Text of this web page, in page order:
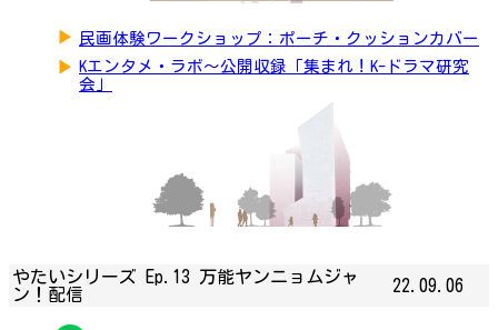
▶ 民画体験ワークショップ：ポーチ・クッションカバー
▶ Kエンタメ・ラボ～公開収録「集まれ！K-ドラマ研究
会」
やたいシリーズ Ep.13 万能ヤンニョムジャ
ン！配信
22.09.06